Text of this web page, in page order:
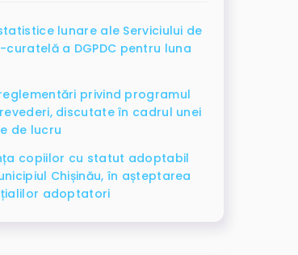
lunare ale Serviciului de
a DGPDC pentru luna
privind programul
discutate în cadrul unei
de lucru
copiilor cu statut adoptabil
Chișinău, în așteptarea
adoptatori